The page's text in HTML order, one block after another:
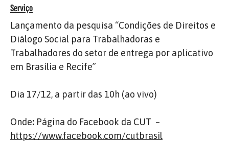
Serviço
Lançamento da pesquisa “Condições de Direitos e
Diálogo Social para Trabalhadoras e
Trabalhadores do setor de entrega por aplicativo
em Brasília e Recife”
Dia 17/12, a partir das 10h (ao vivo)
Onde: Página do Facebook da CUT –
https://www.facebook.com/cutbrasil